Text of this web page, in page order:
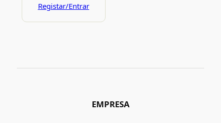
Registar/Entrar
EMPRESA